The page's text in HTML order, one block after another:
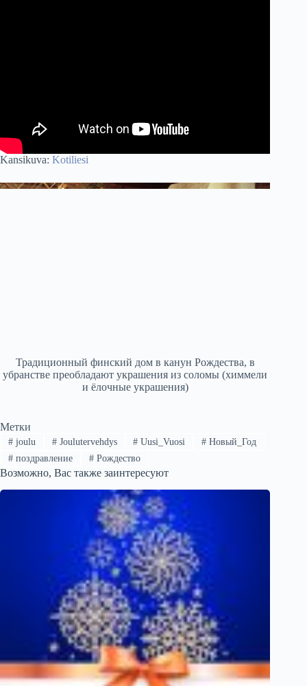
Kansikuva: Kotiliesi
Традиционный финский дом в канун Рождества, в
убранстве преобладают украшения из соломы (химмели
и ёлочные украшения)
Метки
#joulu #Joulutervehdys # Uusi_Vuosi # Новый_Год
#поздравление #Рождество
Возможно, Вас также заинтересуют